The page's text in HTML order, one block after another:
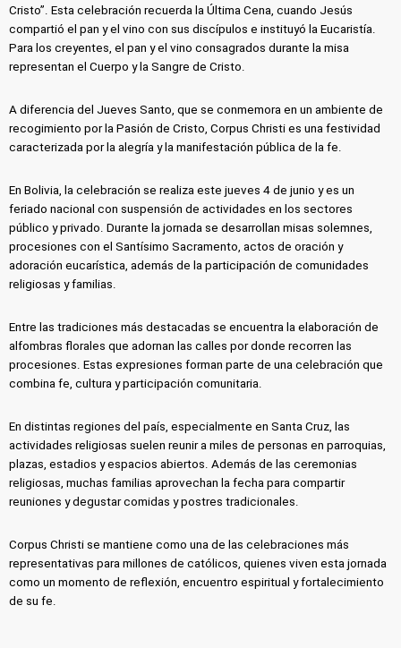
Cristo”. Esta celebración recuerda la Última Cena, cuando Jesús
compartió el pan y el vino con sus discípulos e instituyó la Eucaristía.
Para los creyentes, el pan y el vino consagrados durante la misa
representan el Cuerpo y la Sangre de Cristo.
A diferencia del Jueves Santo, que se conmemora en un ambiente de
recogimiento por la Pasión de Cristo, Corpus Christi es una festividad
caracterizada por la alegría y la manifestación pública de la fe.
En Bolivia, la celebración se realiza este jueves 4 de junio y es un
feriado nacional con suspensión de actividades en los sectores
público y privado. Durante la jornada se desarrollan misas solemnes,
procesiones con el Santísimo Sacramento, actos de oración y
adoración eucarística, además de la participación de comunidades
religiosas y familias.
Entre las tradiciones más destacadas se encuentra la elaboración de
alfombras florales que adornan las calles por donde recorren las
procesiones. Estas expresiones forman parte de una celebración que
combina fe, cultura y participación comunitaria.
En distintas regiones del país, especialmente en Santa Cruz, las
actividades religiosas suelen reunir a miles de personas en parroquias,
plazas, estadios y espacios abiertos. Además de las ceremonias
religiosas, muchas familias aprovechan la fecha para compartir
reuniones y degustar comidas y postres tradicionales.
Corpus Christi se mantiene como una de las celebraciones más
representativas para millones de católicos, quienes viven esta jornada
como un momento de reflexión, encuentro espiritual y fortalecimiento
de su fe.